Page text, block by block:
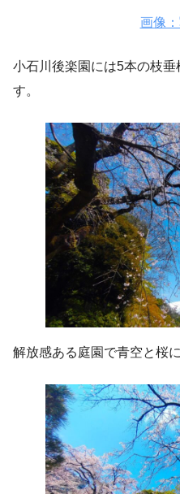
画像
小石川後楽園には5本の枝
す。
解放感ある庭園で青空と桜